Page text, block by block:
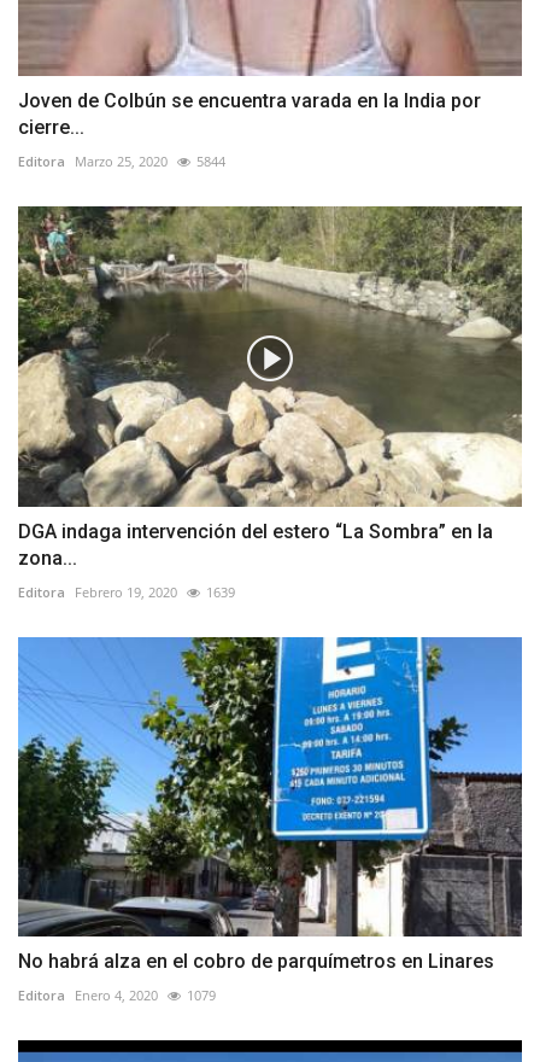
Joven de Colbún se encuentra varada en la India por
cierre...
Editora Marzo 25, 2020 5844
DGA indaga intervención del estero “La Sombra” en la
zona...
Editora Febrero 19, 2020 1639
No habrá alza en el cobro de parquímetros en Linares
Editora Enero 4, 2020 1079